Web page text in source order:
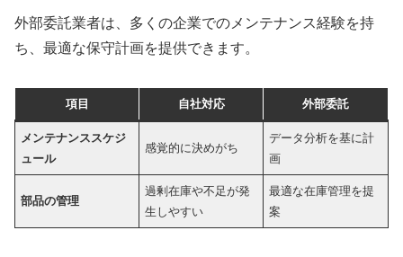
外部委託業者は、多くの企業でのメンテナンス経験を持
ち、最適な保守計画を提供できます。
項目 自社対応 外部委託
メンテナンススケジ
ュール
感覚的に決めがち
データ分析を基に計
画
部品の管理
過剰在庫や不足が発
生しやすい
最適な在庫管理を提
案